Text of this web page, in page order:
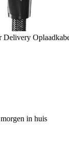
Delivery
in huis